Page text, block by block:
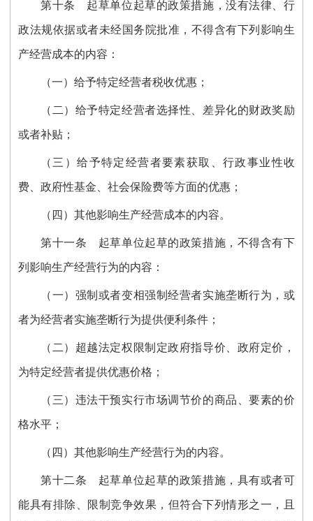
第十条 起草单位起草的政策措施，没有法律、行
政法规依据或者未经国务院批准，不得含有下列影响生
产经营成本的内容：
（一）给予特定经营者税收优惠；
（二）给予特定经营者选择性、差异化的财政奖励
或者补贴；
（三）给予特定经营者要素获取、行政事业性收
费、政府性基金、社会保险费等方面的优惠；
（四）其他影响生产经营成本的内容。
第十一条 起草单位起草的政策措施，不得含有下
列影响生产经营行为的内容：
（一）强制或者变相强制经营者实施垄断行为，或
者为经营者实施垄断行为提供便利条件；
（二）超越法定权限制定政府指导价、政府定价，
为特定经营者提供优惠价格；
（三）违法干预实行市场调节价的商品、要素的价
格水平；
（四）其他影响生产经营行为的内容。
第十二条 起草单位起草的政策措施，具有或者可
能具有排除、限制竞争效果，但符合下列情形之一，且